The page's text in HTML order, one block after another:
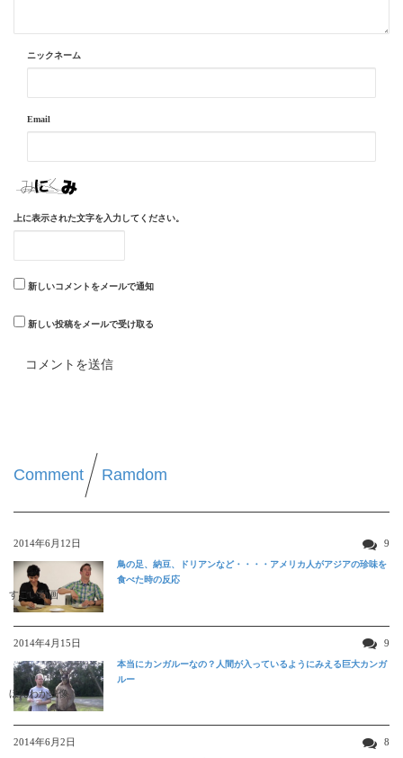
ニックネーム
Email
上に表示された文字を入力してください。
新しいコメントをメールで通知
新しい投稿をメールで受け取る
Comment Ramdom
2014年6月12日 9
すごい動画
鳥の足、納豆、ドリアンなど・・・・アメリカ人がアジアの珍味を
食べた時の反応
2014年4月15日 9
ほんわか映像
本当にカンガルーなの？人間が入っているようにみえる巨大カンガ
ルー
2014年6月2日 8